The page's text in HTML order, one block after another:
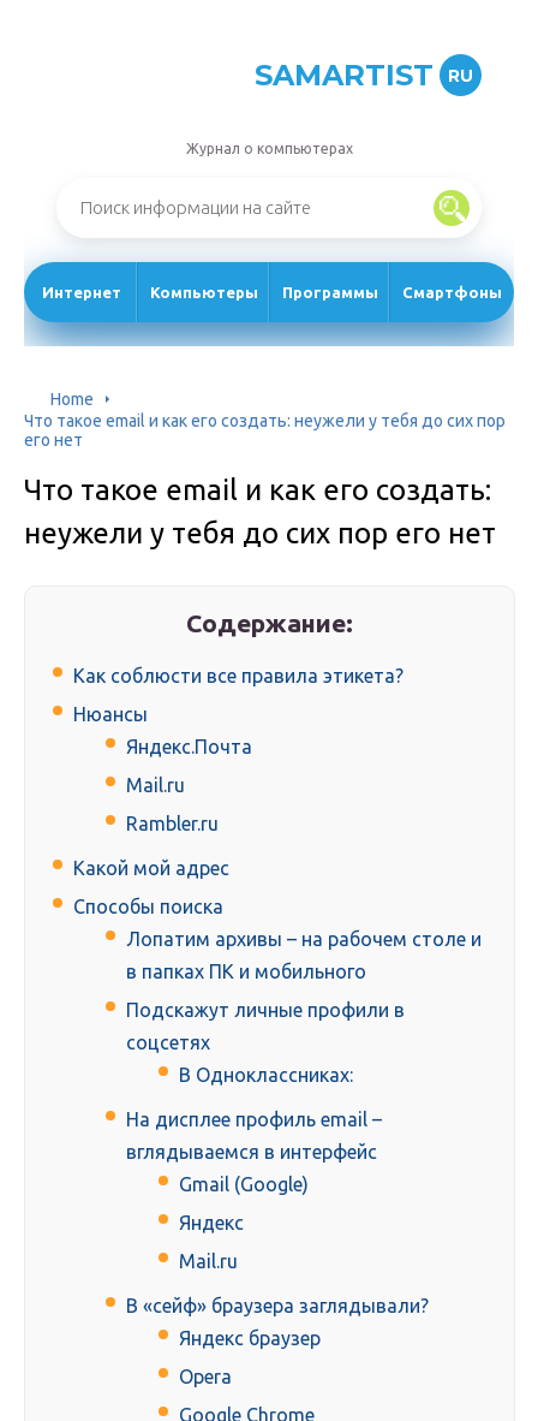
SAMARTIST RU
Журнал о компьютерах
Интернет Компьютеры Программы Смартфоны
Home
Что такое email и как его создать: неужели у тебя до сих пор
его нет
Что такое email и как его создать:
неужели у тебя до сих пор его нет
Содержание:
Как соблюсти все правила этикета?
Нюансы
Яндекс.Почта
Mail.ru
Rambler.ru
Какой мой адрес
Способы поиска
Лопатим архивы – на рабочем столе и
в папках ПК и мобильного
Подскажут личные профили в
соцсетях
В Одноклассниках:
На дисплее профиль email –
вглядываемся в интерфейс
Gmail (Google)
Яндекс
Mail.ru
В «сейф» браузера заглядывали?
Яндекс браузер
Opera
Google Chrome